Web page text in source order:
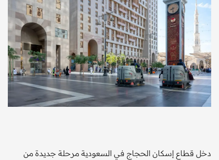
دخل قطاع إسكان الحجاج في السعودية مرحلة جديدة من